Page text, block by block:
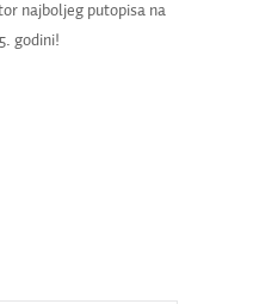
najboljeg putopisa na
godini!